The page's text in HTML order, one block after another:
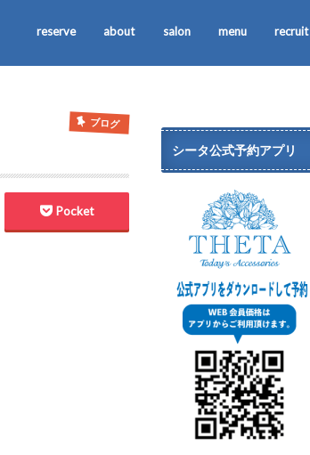
reserve about salon menu recruit
ブログ
Pocket
シータ公式予約アプリ